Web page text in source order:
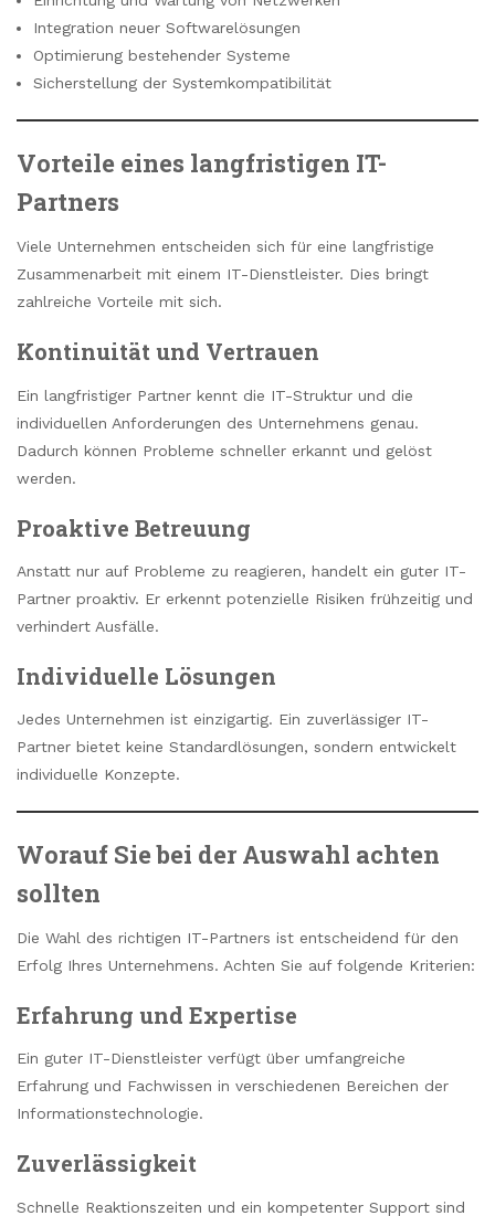
Integration neuer Softwarelösungen
Optimierung bestehender Systeme
Sicherstellung der Systemkompatibilität
Vorteile eines langfristigen IT-
Partners
Viele Unternehmen entscheiden sich für eine langfristige
Zusammenarbeit mit einem IT-Dienstleister. Dies bringt
zahlreiche Vorteile mit sich.
Kontinuität und Vertrauen
Ein langfristiger Partner kennt die IT-Struktur und die
individuellen Anforderungen des Unternehmens genau.
Dadurch können Probleme schneller erkannt und gelöst
werden.
Proaktive Betreuung
Anstatt nur auf Probleme zu reagieren, handelt ein guter IT-
Partner proaktiv. Er erkennt potenzielle Risiken frühzeitig und
verhindert Ausfälle.
Individuelle Lösungen
Jedes Unternehmen ist einzigartig. Ein zuverlässiger IT-
Partner bietet keine Standardlösungen, sondern entwickelt
individuelle Konzepte.
Worauf Sie bei der Auswahl achten
sollten
Die Wahl des richtigen IT-Partners ist entscheidend für den
Erfolg Ihres Unternehmens. Achten Sie auf folgende Kriterien:
Erfahrung und Expertise
Ein guter IT-Dienstleister verfügt über umfangreiche
Erfahrung und Fachwissen in verschiedenen Bereichen der
Informationstechnologie.
Zuverlässigkeit
Schnelle Reaktionszeiten und ein kompetenter Support sind